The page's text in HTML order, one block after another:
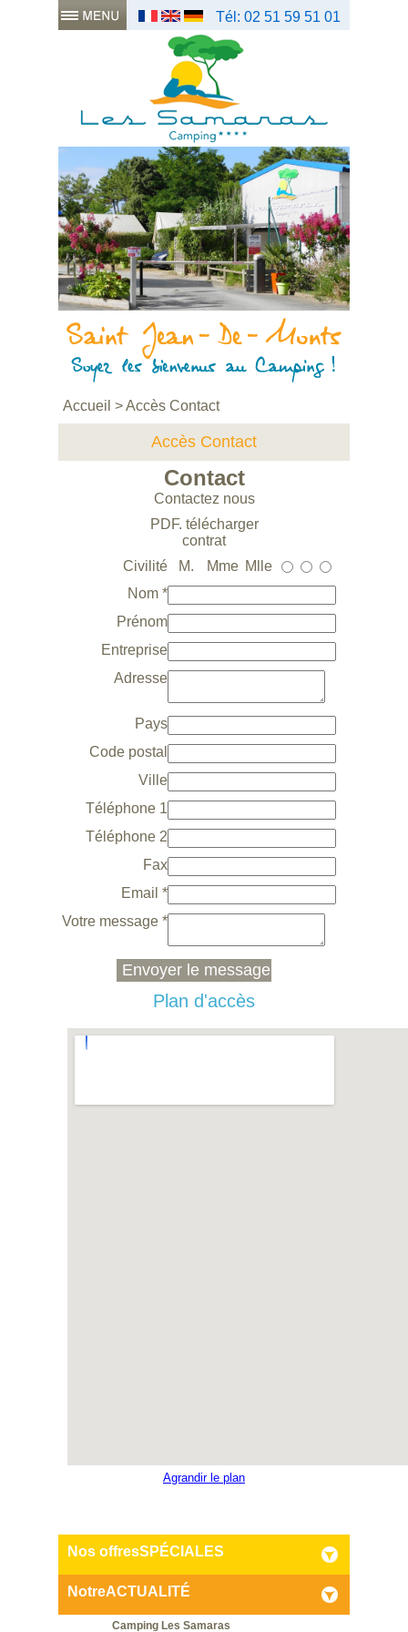
Tél: 02 51 59 51 01
Accueil >Accès Contact
Accès Contact
Contact
Contactez nous
PDF. télécharger
contrat
Civilité
M. Mme Mlle
Nom *
Prénom
Entreprise
Adresse
Pays
Code postal
Ville
Téléphone 1
Téléphone 2
Fax
Email *
Votre message *
Plan d'accès
Agrandir le plan
Nos offresSPÉCIALES
NotreACTUALITÉ
Camping Les Samaras